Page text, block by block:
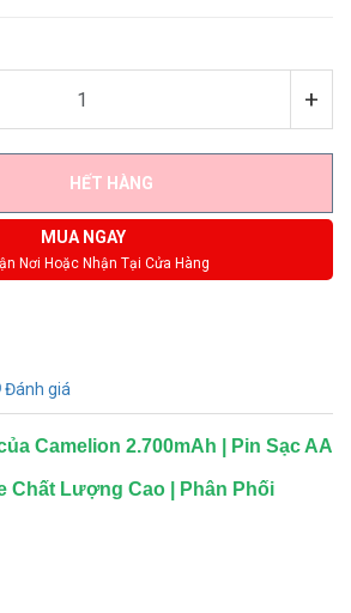
+
HẾT HÀNG
MUA NGAY
Nơi Hoặc Nhận Tại Cửa Hàng
Đánh giá
Camelion 2.700mAh | Pin Sạc AA
Chất Lượng Cao | Phân Phối